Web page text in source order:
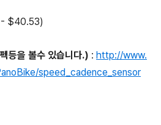
- $40.53)
등을 볼수 있습니다.) : http://www.
speed_cadence_sensor